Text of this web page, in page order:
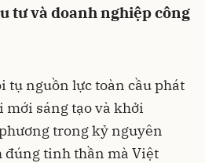
tư và doanh nghiệp công
tụ nguồn lực toàn cầu phát
sáng tạo và khởi
trong kỷ nguyên
đúng tinh thần mà Việt